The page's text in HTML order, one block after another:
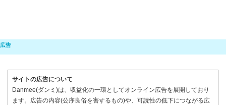
サイトの広告について
Danmee(ダンミ)は、収益化の一環としてオンライン広告を展開しており
ます。広告の内容(公序良俗を害するもの)や、可読性の低下につながる広